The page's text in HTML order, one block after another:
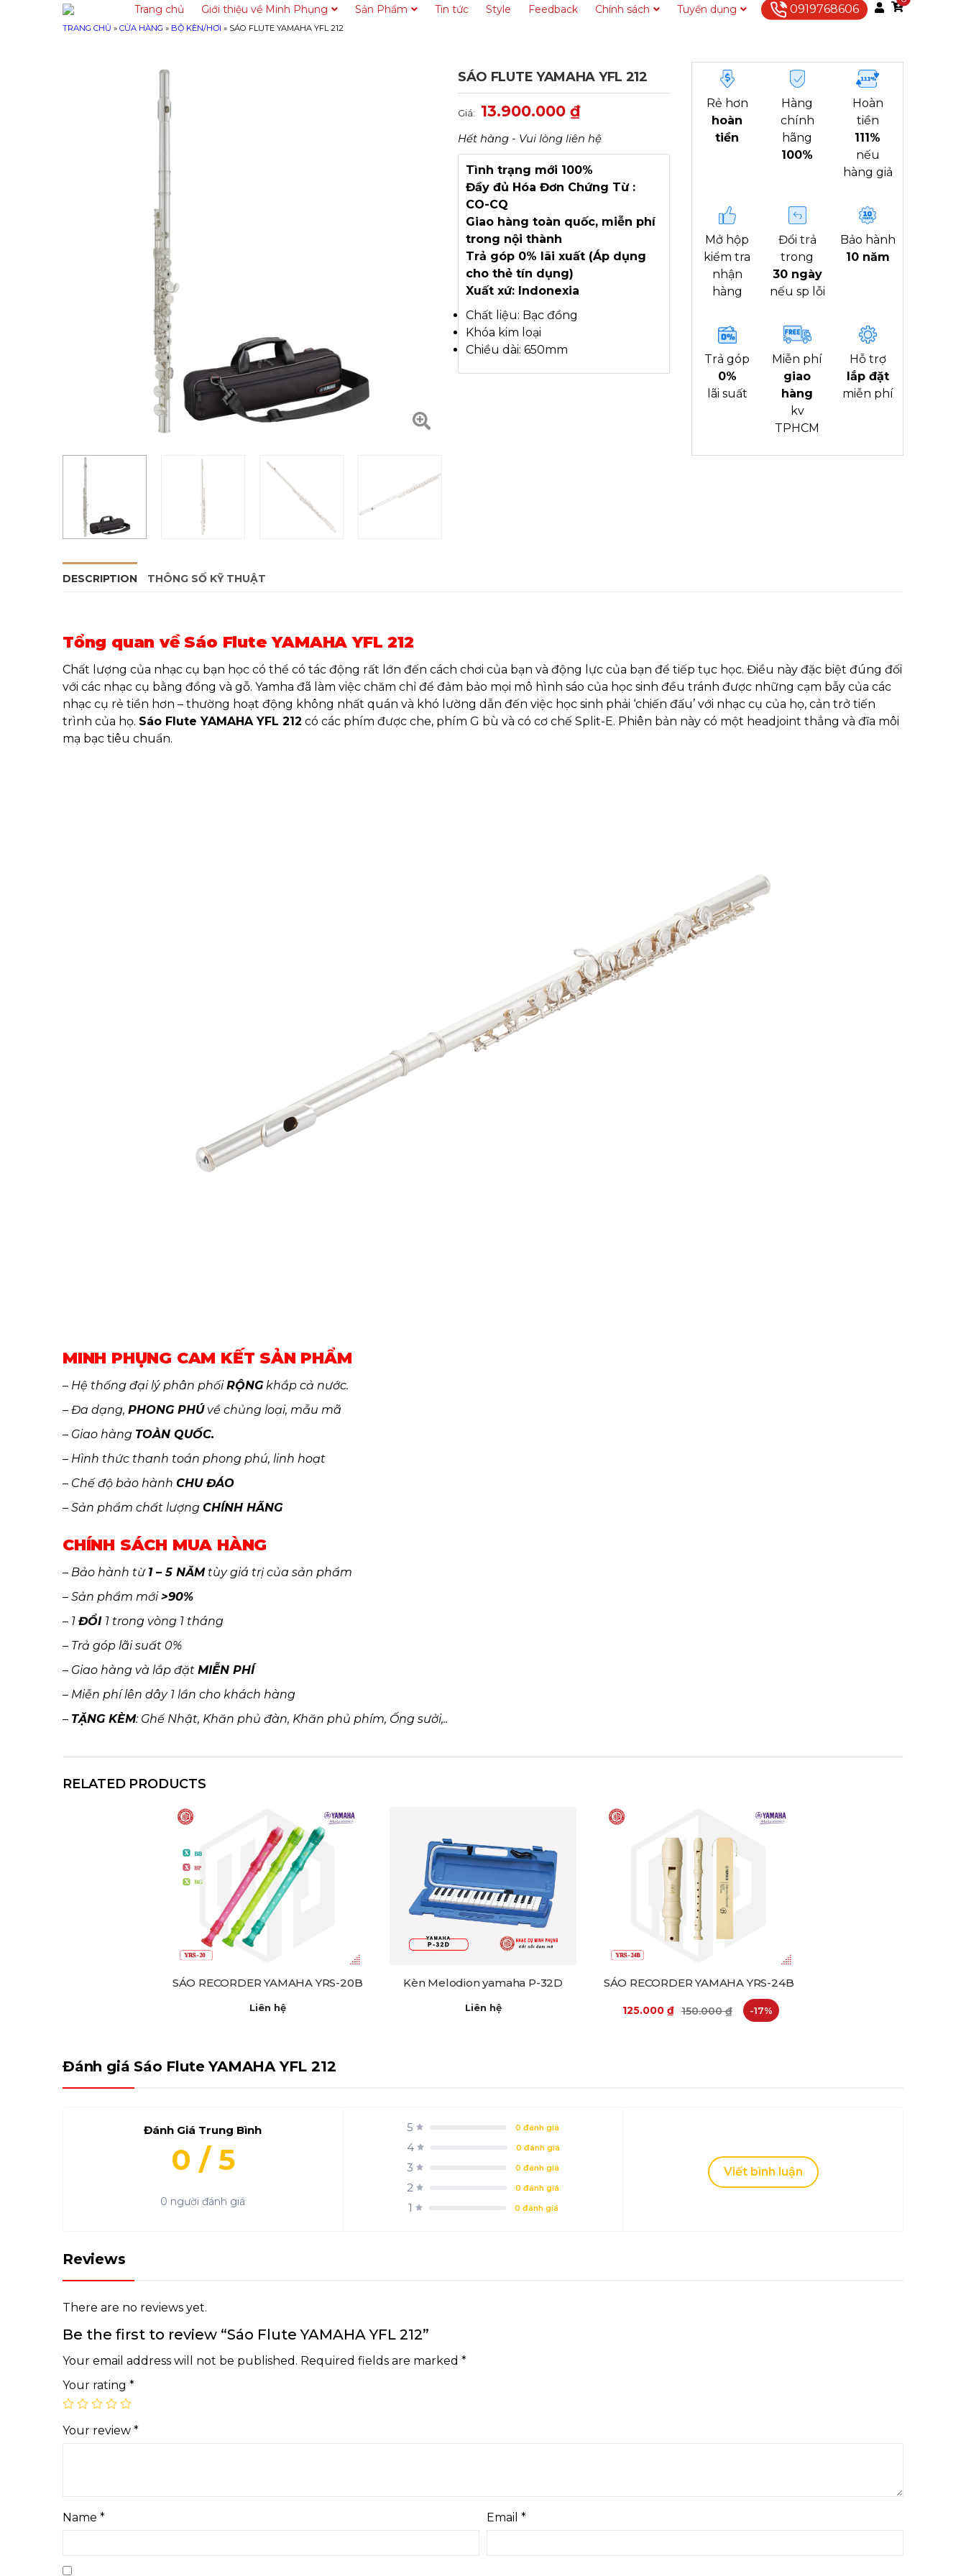
Trang chủ Giới thiệu về Minh Phụng Sản Phẩm Tin tức Style Feedback Chính sách Tuyển dụng Liên hệ0919768606
TRANG CHỦ » CỬA HÀNG » BỘ KÈN/HƠI » SÁO FLUTE YAMAHA YFL 212
SÁO FLUTE YAMAHA YFL 212
Giá: 13.900.000 ₫
Hết hàng - Vui lòng liên hệ
Tình trạng mới 100%
Đầy đủ Hóa Đơn Chứng Từ :
CO-CQ
Giao hàng toàn quốc, miễn phí
trong nội thành
Trả góp 0% lãi xuất (Áp dụng
cho thẻ tín dụng)
Xuất xứ: Indonexia
Chất liệu: Bạc đồng
Khóa kim loại
Chiều dài: 650mm
Rẻ hơn
hoàn
tiền
Hàng
chính
hãng
100%
Hoàn
tiền
111%
nếu
hàng giả
Mở hộp
kiểm tra
nhận
hàng
Đổi trả
trong
30 ngày
nếu sp lỗi
Bảo hành
10 năm
Trả góp
0%
lãi suất
Miễn phí
giao
hàng
kv
TPHCM
Hỗ trợ
lắp đặt
miễn phí
DESCRIPTION THÔNG SỐ KỸ THUẬT
Tổng quan về Sáo Flute YAMAHA YFL 212
Chất lượng của nhạc cụ bạn học có thể có tác động rất lớn đến cách chơi của bạn và động lực của bạn để tiếp tục học. Điều này đặc biệt đúng đối
với các nhạc cụ bằng đồng và gỗ. Yamha đã làm việc chăm chỉ để đảm bảo mọi mô hình sáo của học sinh đều tránh được những cạm bẫy của các
nhạc cụ rẻ tiền hơn – thường hoạt động không nhất quán và khó lường dẫn đến việc học sinh phải ‘chiến đấu’ với nhạc cụ của họ, cản trở tiến
trình của họ. Sáo Flute YAMAHA YFL 212 có các phím được che, phím G bù và có cơ chế Split-E. Phiên bản này có một headjoint thẳng và đĩa môi
mạ bạc tiêu chuẩn.
MINH PHỤNG CAM KẾT SẢN PHẨM
– Hệ thống đại lý phân phốiRỘNGkhắp cả nước.
– Đa dạng, PHONG PHÚvề chủng loại, mẫu mã
– Giao hàng TOÀN QUỐC.
– Hình thức thanh toán phong phú, linh hoạt
– Chế độ bảo hành CHU ĐÁO
– Sản phẩm chất lượng CHÍNH HÃNG
CHÍNH SÁCH MUA HÀNG
– Bảo hành từ 1 – 5 NĂMtùy giá trị của sản phẩm
– Sản phẩm mới>90%
– 1 ĐỔI 1 trong vòng 1 tháng
– Trả góp lãi suất 0%
– Giao hàng và lắp đặt MIỄN PHÍ
– Miễn phí lên dây 1 lần cho khách hàng
– TẶNG KÈM: Ghế Nhật, Khăn phủ đàn, Khăn phủ phím, Ống sưởi,..
RELATED PRODUCTS
SÁO RECORDER YAMAHA YRS-20B
Liên hệ
Kèn Melodion yamaha P-32D
Liên hệ
SÁO RECORDER YAMAHA YRS-24B
125.000 ₫ 150.000₫ -17%
Đánh giá Sáo Flute YAMAHA YFL 212
Đánh Giá Trung Bình
0 / 5
0 người đánh giá
5 0 đánh giá
4 0 đánh giá
3 0 đánh giá
2 0 đánh giá
1 0 đánh giá
Viết bình luận
Reviews
There are no reviews yet.
Be the first to review “Sáo Flute YAMAHA YFL 212”
Your email address will not be published. Required fields are marked *
Your rating *
Your review *
Name * Email *